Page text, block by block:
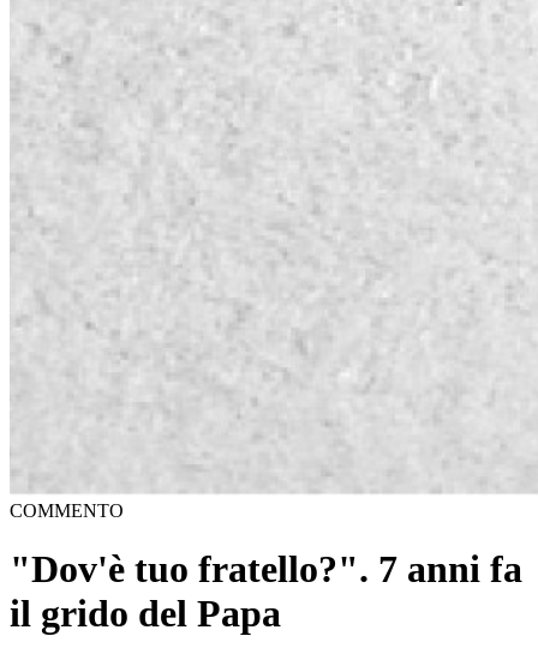
COMMENTO
"Dov'è tuo fratello?". 7 anni fa
il grido del Papa